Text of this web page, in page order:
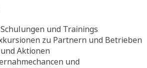
und Trainings
zu Partnern und Betrieben
Aktionen
und